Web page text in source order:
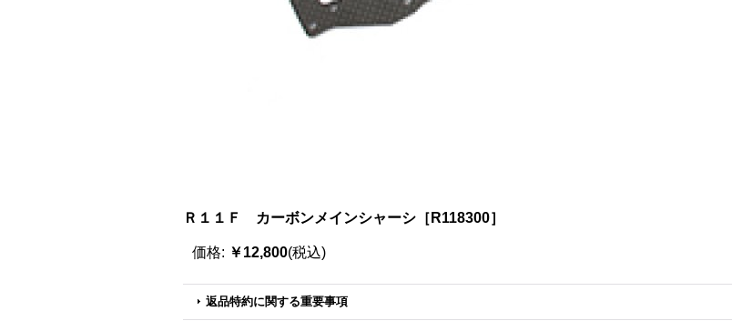
Ｒ１１Ｆ カーボンメインシャーシ［R118300］
価格: ￥12,800(税込)
返品特約に関する重要事項